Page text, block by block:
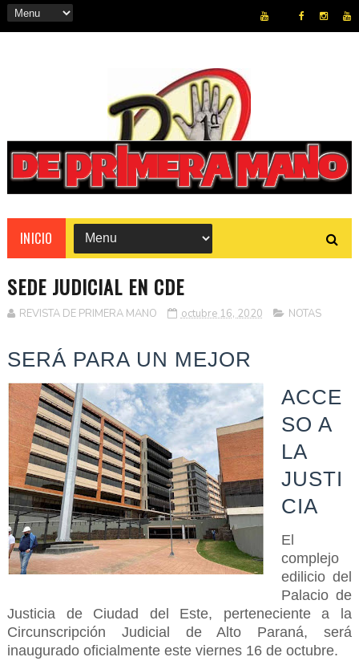
REVISTA
INICIO
SEDE JUDICIAL EN CDE
REVISTA DE PRIMERA MANO octubre 16, 2020 NOTAS
SERÁ PARA UN MEJOR
ACCE
SO A
LA
JUSTI
CIA
El
complejo
edilicio del
Palacio de
Justicia de Ciudad del Este, perteneciente a la
Circunscripción Judicial de Alto Paraná, será
inaugurado oficialmente este viernes 16 de octubre.